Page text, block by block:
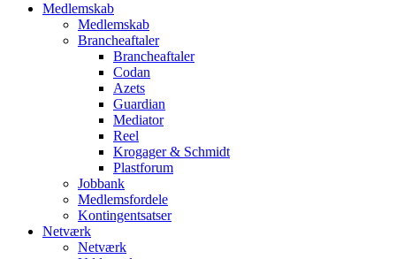
Medlemskab
Medlemskab
Brancheaftaler
Brancheaftaler
Codan
Azets
Guardian
Mediator
Reel
Krogager & Schmidt
Plastforum
Jobbank
Medlemsfordele
Kontingentsatser
Netværk
Netværk